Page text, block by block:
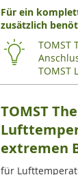
Für ein
zusätzlich
TOMST
TOMST
TOMST
extremen
für